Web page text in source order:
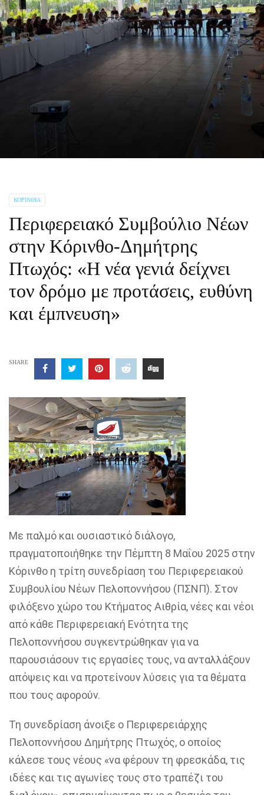
ΚΟΡΙΝΘΊΑ
Περιφερειακό Συμβούλιο Νέων
στην Κόρινθο-Δημήτρης
Πτωχός: «Η νέα γενιά δείχνει
τον δρόμο με προτάσεις, ευθύνη
και έμπνευση»
SHARE
Με παλμό και ουσιαστικό διάλογο,
πραγματοποιήθηκε την Πέμπτη 8 Μαΐου 2025 στην
Κόρινθο η τρίτη συνεδρίαση του Περιφερειακού
Συμβουλίου Νέων Πελοποννήσου (ΠΣΝΠ). Στον
φιλόξενο χώρο του Κτήματος Αιθρία, νέες και νέοι
από κάθε Περιφερειακή Ενότητα της
Πελοποννήσου συγκεντρώθηκαν για να
παρουσιάσουν τις εργασίες τους, να ανταλλάξουν
απόψεις και να προτείνουν λύσεις για τα θέματα
που τους αφορούν.
Τη συνεδρίαση άνοιξε ο Περιφερειάρχης
Πελοποννήσου Δημήτρης Πτωχός, ο οποίος
κάλεσε τους νέους «να φέρουν τη φρεσκάδα, τις
ιδέες και τις αγωνίες τους στο τραπέζι του